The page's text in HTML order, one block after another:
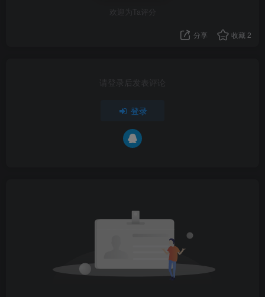
欢迎为Ta评分
分享 收藏 2
请登录后发表评论
登录